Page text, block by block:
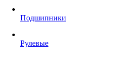
Подшипники
Рулевые